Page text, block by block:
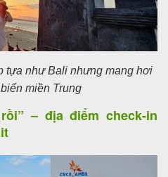
tựa như Bali nhưng mang hơi
miền Trung
– địa điểm check-in